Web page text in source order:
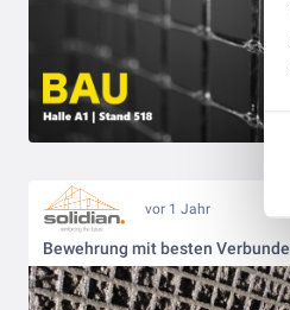
vor 1 Jahr